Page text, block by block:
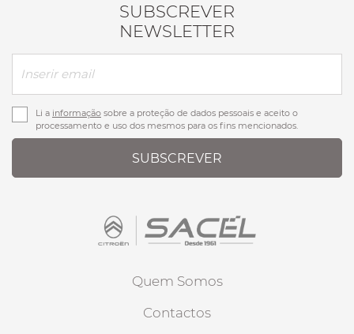
SUBSCREVER
NEWSLETTER
Li a informação sobre a proteção de dados pessoais e aceito o
processamento e uso dos mesmos para os fins mencionados.
SUBSCREVER
Quem Somos
Contactos